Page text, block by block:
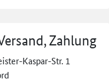
Zahlung
Kaspar-Str. 1